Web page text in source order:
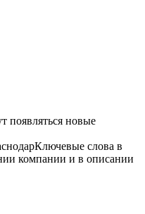
появляться новые
Ключевые слова в
компании и в описании